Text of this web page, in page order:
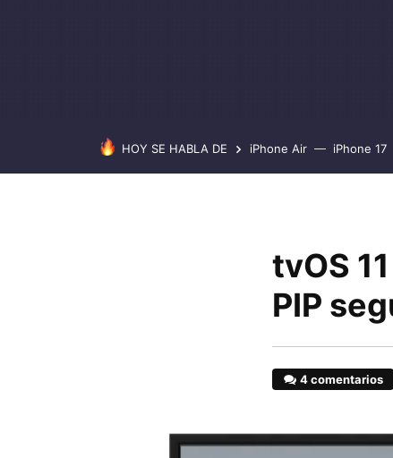
HOY SE HABLA DE iPhone Air iPhone 17
tvOS
PIP
4 comentarios